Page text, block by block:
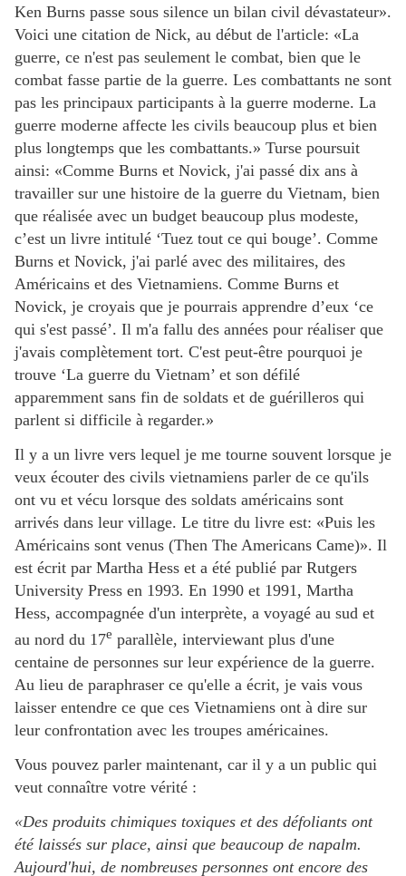
Ken Burns passe sous silence un bilan civil dévastateur».
Voici une citation de Nick, au début de l'article: «La
guerre, ce n'est pas seulement le combat, bien que le
combat fasse partie de la guerre. Les combattants ne sont
pas les principaux participants à la guerre moderne. La
guerre moderne affecte les civils beaucoup plus et bien
plus longtemps que les combattants.» Turse poursuit
ainsi: «Comme Burns et Novick, j'ai passé dix ans à
travailler sur une histoire de la guerre du Vietnam, bien
que réalisée avec un budget beaucoup plus modeste,
c’est un livre intitulé ‘Tuez tout ce qui bouge’. Comme
Burns et Novick, j'ai parlé avec des militaires, des
Américains et des Vietnamiens. Comme Burns et
Novick, je croyais que je pourrais apprendre d’eux ‘ce
qui s'est passé’. Il m'a fallu des années pour réaliser que
j'avais complètement tort. C'est peut-être pourquoi je
trouve ‘La guerre du Vietnam’ et son défilé
apparemment sans fin de soldats et de guérilleros qui
parlent si difficile à regarder.»
Il y a un livre vers lequel je me tourne souvent lorsque je
veux écouter des civils vietnamiens parler de ce qu'ils
ont vu et vécu lorsque des soldats américains sont
arrivés dans leur village. Le titre du livre est: «Puis les
Américains sont venus (Then The Americans Came)». Il
est écrit par Martha Hess et a été publié par Rutgers
University Press en 1993. En 1990 et 1991, Martha
Hess, accompagnée d'un interprète, a voyagé au sud et
au nord du 17e parallèle, interviewant plus d'une
centaine de personnes sur leur expérience de la guerre.
Au lieu de paraphraser ce qu'elle a écrit, je vais vous
laisser entendre ce que ces Vietnamiens ont à dire sur
leur confrontation avec les troupes américaines.
Vous pouvez parler maintenant, car il y a un public qui
veut connaître votre vérité :
«Des produits chimiques toxiques et des défoliants ont
été laissés sur place, ainsi que beaucoup de napalm.
Aujourd'hui, de nombreuses personnes ont encore des